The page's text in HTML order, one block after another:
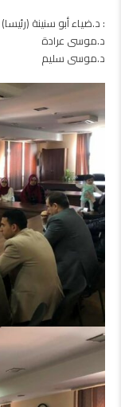
: د.ضياء أبو سنينة (رئيسا)
د.موسى عرادة
د.موسى سليم